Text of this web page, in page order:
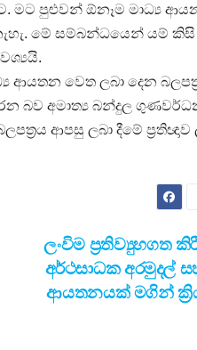
මට පුළුවන් ඕනෑම මාධ්‍ය
මේ සම්බන්ධයෙන් යම්
වෙත ලබා දෙන
බව අමාත්‍ය බන්දුල
ආපසු ලබා දීමේ ප්‍රතිඥාව
ලංවිම ප්‍රතිව්‍යුහගත
අර්ථසාධක අරමුදල්
ආයතනයක් මගින්